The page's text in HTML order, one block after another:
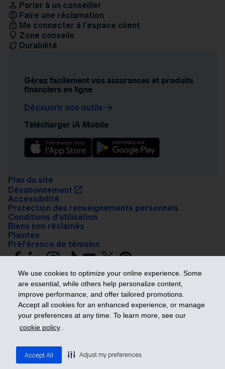
We use cookies to optimize your online experience. Some
are essential, while others help personalize content,
improve performance, and offer tailored promotions.
Accept all cookies for an enhanced experience, or manage
your preferences at any time. To learn more, see our
cookie policy .
Accept All Adjust my preferences
Parler à un conseiller
Faire une réclamation
Me connecter à l’espace client
Zone conseils
Durabilité
Gérez facilement vos assurances et produits
financiers en ligne
Découvrir nos outils
Télécharger iA Mobile
Plan du site
Désabonnement
Accessibilité
Protection des renseignements personnels
Conditions d’utilisation
Biens non réclamés
Plaintes
Préférence de témoins
Prendre les devants
Groupe financier. Tous droits réservés.